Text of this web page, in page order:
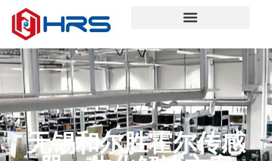
无锡和尔胜霍尔传感